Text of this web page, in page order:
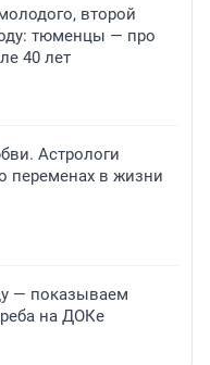
второй
тюменцы — про
40 лет
Астрологи
переменах в жизни
— показываем
на ДОКе